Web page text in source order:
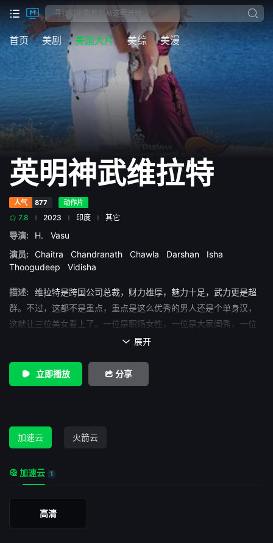
首页 美剧 美国大片 美综 美漫
英明神武维拉特
人气 877 动作片
7.8 2023 印度 其它
导演: H. Vasu
演员:
Chaitra Chandranath Chawla Darshan
Isha
Thoogudeep
Vidisha
描述:
维拉特是跨国公司总裁，财力雄厚，魅力十足，武力更是超
群。不过，这都不是重点，重点是这么优秀的男人还是个单身汉，
这就让三位美女看上了。一位是职场女性，一位是大家闺秀，一位
是小辣妹。伴随着女主人公的出场，都会有一段歌舞，三位女性同
待吗？请从电影里找答案吧……
 展开
立即播放 分享
加速云 火箭云
加速云 1
高清